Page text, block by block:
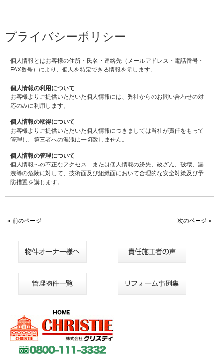
プライバシーポリシー
個人情報とはお客様の住所・氏名・連絡先（メールアドレス・電話番号・
FAX番号）により、個人を特定できる情報を示します。
個人情報の利用について
お客様よりご提供いただいた個人情報には、弊社からのお問い合わせの対
応のみに利用します。
個人情報の取得について
お客様よりご提供いただいた個人情報につきましては当社が責任をもって
管理し、第三者への漏洩は一切致しません。
個人情報の管理について
個人情報への不正なアクセス、または個人情報の紛失、改ざん、破壊、漏
洩等の危険に対して、技術面及び組織面において合理的な安全対策及び予
防措置を講じます。
« 前のページ 次のページ »